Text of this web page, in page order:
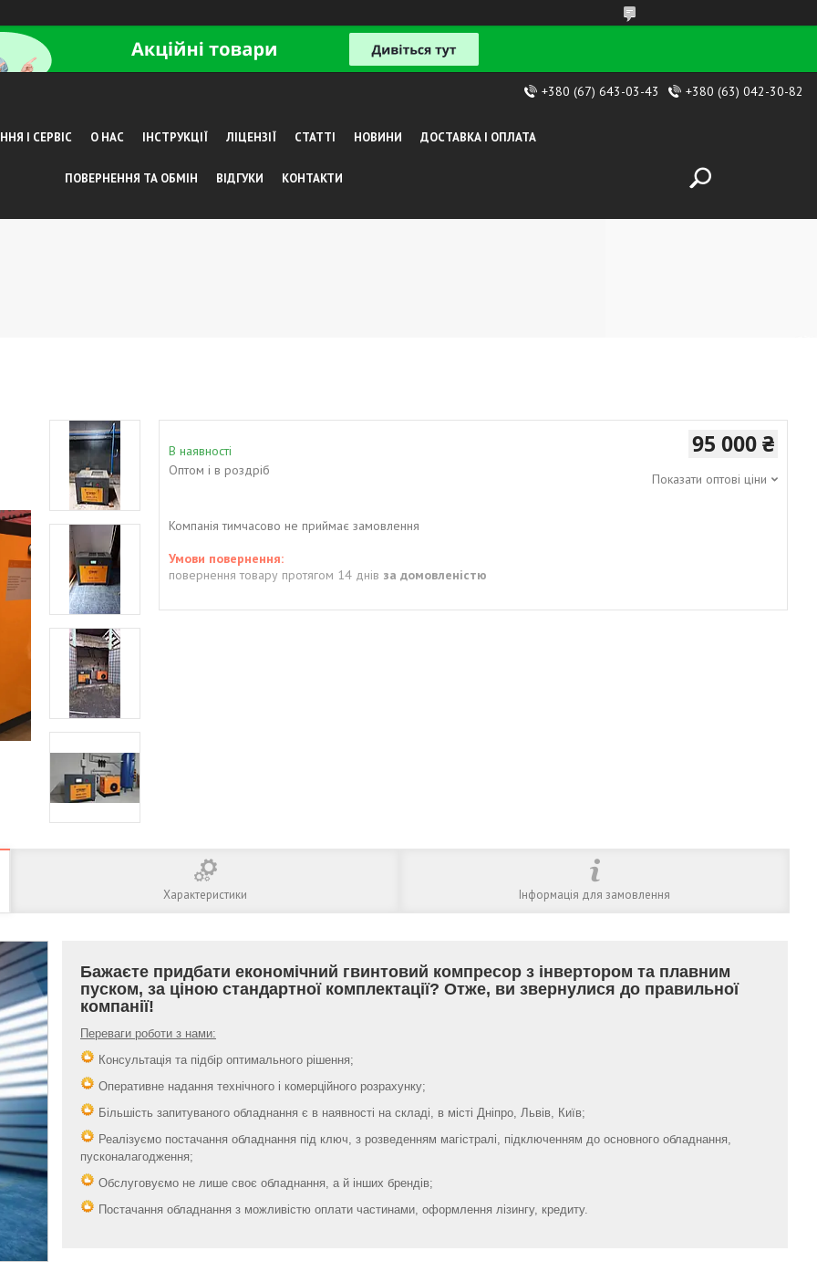
+380 (67) 643-03-43 +380 (63) 042-30-82
І СЕРВІС О НАС ІНСТРУКЦІЇ ЛІЦЕНЗІЇ СТАТТІ НОВИНИ ДОСТАВКА І ОПЛАТА
ПОВЕРНЕННЯ ТА ОБМІН ВІДГУКИ КОНТАКТИ
В наявності
Оптом і в роздріб
95 000 ₴
Показати оптові ціни
Компанія тимчасово не приймає замовлення
повернення товару протягом 14 днів за домовленістю
Характеристики Інформація для замовлення
Бажаєте придбати економічний гвинтовий компресор з інвертором та плавним
пуском, за ціною стандартної комплектації? Отже, ви звернулися до правильної
компанії!
Переваги роботи з нами:
Консультація та підбір оптимального рішення;
Оперативне надання технічного і комерційного розрахунку;
Більшість запитуваного обладнання є в наявності на складі, в місті Дніпро, Львів, Київ;
Реалізуємо постачання обладнання під ключ, з розведенням магістралі, підключенням до основного обладнання,
пусконалагодження;
Обслуговуємо не лише своє обладнання, а й інших брендів;
Постачання обладнання з можливістю оплати частинами, оформлення лізингу, кредиту.